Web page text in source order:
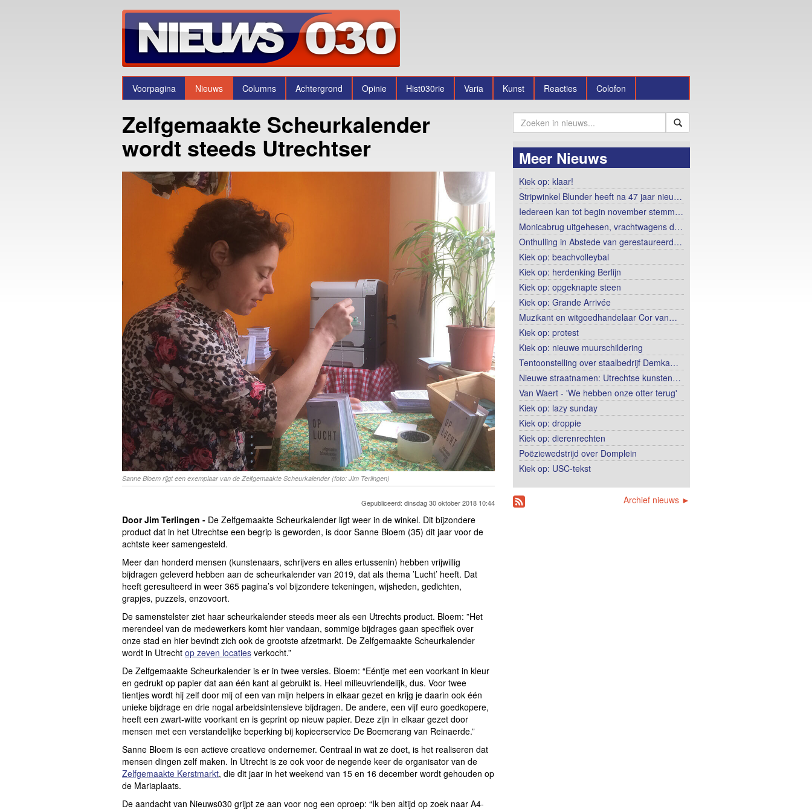
Voorpagina Nieuws Columns Achtergrond Opinie Hist030rie Varia Kunst Reacties Colofon
Zelfgemaakte Scheurkalender
wordt steeds Utrechtser
Sanne Bloem rijgt een exemplaar van de Zelfgemaakte Scheurkalender (foto: Jim Terlingen)
Gepubliceerd: dinsdag 30 oktober 2018 10:44
Door Jim Terlingen - De Zelfgemaakte Scheurkalender ligt weer in de winkel. Dit bijzondere
product dat in het Utrechtse een begrip is geworden, is door Sanne Bloem (35) dit jaar voor de
achtste keer samengesteld.
Meer dan honderd mensen (kunstenaars, schrijvers en alles ertussenin) hebben vrijwillig
bijdragen geleverd hebben aan de scheurkalender van 2019, dat als thema ’Lucht’ heeft. Dat
heeft geresulteerd in weer 365 pagina’s vol bijzondere tekeningen, wijsheden, gedichten,
grapjes, puzzels, enzovoort.
De samenstelster ziet haar scheurkalender steeds meer als een Utrechts product. Bloem: ”Het
merendeel van de medewerkers komt hier vandaan, sommige bijdrages gaan specifiek over
onze stad en hier bevindt zich ook de grootste afzetmarkt. De Zelfgemaakte Scheurkalender
wordt in Utrecht op zeven locaties verkocht.”
De Zelfgemaakte Scheurkalender is er in twee versies. Bloem: “Eéntje met een voorkant in kleur
en gedrukt op papier dat aan één kant al gebruikt is. Heel milieuvriendelijk, dus. Voor twee
tientjes wordt hij zelf door mij of een van mijn helpers in elkaar gezet en krijg je daarin ook één
unieke bijdrage en drie nogal arbeidsintensieve bijdragen. De andere, een vijf euro goedkopere,
heeft een zwart-witte voorkant en is geprint op nieuw papier. Deze zijn in elkaar gezet door
mensen met een verstandelijke beperking bij kopieerservice De Boemerang van Reinaerde.”
Sanne Bloem is een actieve creatieve ondernemer. Centraal in wat ze doet, is het realiseren dat
mensen dingen zelf maken. In Utrecht is ze ook voor de negende keer de organisator van de
Zelfgemaakte Kerstmarkt, die dit jaar in het weekend van 15 en 16 december wordt gehouden op
de Mariaplaats.
De aandacht van Nieuws030 grijpt ze aan voor nog een oproep: “Ik ben altijd op zoek naar A4-
Meer Nieuws
Kiek op: klaar!
Stripwinkel Blunder heeft na 47 jaar nieu…
Iedereen kan tot begin november stemm…
Monicabrug uitgehesen, vrachtwagens d…
Onthulling in Abstede van gerestaureerd…
Kiek op: beachvolleybal
Kiek op: herdenking Berlijn
Kiek op: opgeknapte steen
Kiek op: Grande Arrivée
Muzikant en witgoedhandelaar Cor van…
Kiek op: protest
Kiek op: nieuwe muurschildering
Tentoonstelling over staalbedrijf Demka…
Nieuwe straatnamen: Utrechtse kunsten…
Van Waert - 'We hebben onze otter terug'
Kiek op: lazy sunday
Kiek op: droppie
Kiek op: dierenrechten
Poëziewedstrijd over Domplein
Kiek op: USC-tekst
Archief nieuws ►